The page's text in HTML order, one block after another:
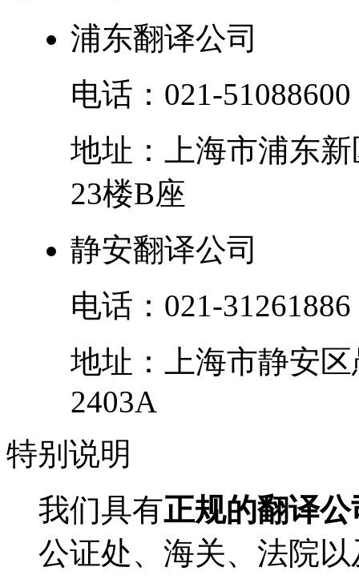
浦东翻译公司
电话： 021-51088600
地址：
上海市浦东新
23楼B座
静安翻译公司
电话： 021-31261886
地址：
上海市静安区
2403A
特别 说明
我们具有正规的翻译
公证处、海关、法院